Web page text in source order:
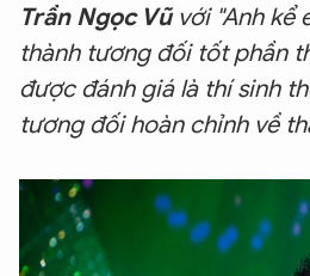
Trần Ngọc Vũvới "Anh kể
thành tương đối tốt phần
được đánh giá là thí sinh
tương đối hoàn chỉnh về